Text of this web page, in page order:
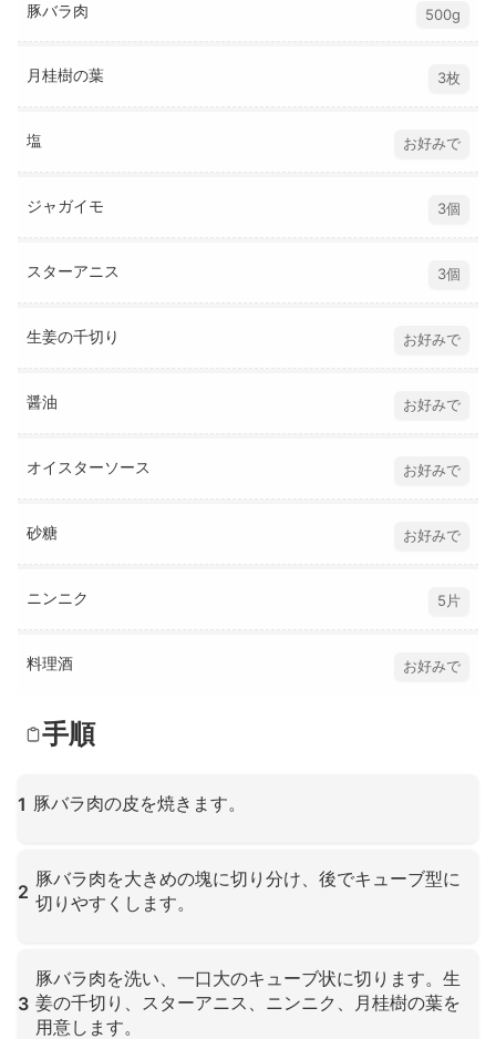
豚バラ肉 500g
月桂樹の葉 3枚
塩 お好みで
ジャガイモ 3個
スターアニス 3個
生姜の千切り お好みで
醤油 お好みで
オイスターソース お好みで
砂糖 お好みで
ニンニク 5片
料理酒 お好みで
手順
1 豚バラ肉の皮を焼きます。
2
豚バラ肉を大きめの塊に切り分け、後でキューブ型に
切りやすくします。
3
豚バラ肉を洗い、一口大のキューブ状に切ります。生
姜の千切り、スターアニス、ニンニク、月桂樹の葉を
用意します。